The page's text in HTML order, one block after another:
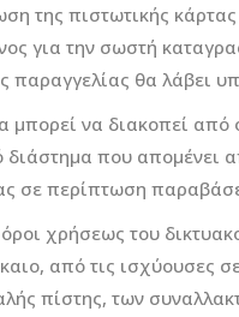
της πιστωτικής
για την σωστή
παραγγελίας θα λάβει
μπορεί να διακοπεί
διάστημα που απομένει
σε περίπτωση
χρήσεως του
από τις ισχύουσες
πίστης, των